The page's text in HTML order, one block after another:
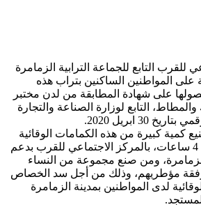
التابع للجماعة الترابية الزمامرة
على المواطنين الساكنين بتراب هذه
على شهادة المطابقة من لدن مختبر
والمطاط، التابع لوزارة الصناعة والتجارة
30 ابريل 2020.
كمية كبيرة من هذه الكمامات الوقائية
الوحيدة الاستعمال لمدة 4 ساعات، بالمركز الاجتماعي للقرب بدعم
ومن صنع مجموعة من النساء
رفقة مؤطريهم، وذلك من أجل سد الخصاص
لدى المواطنين بمدينة الزمامرة